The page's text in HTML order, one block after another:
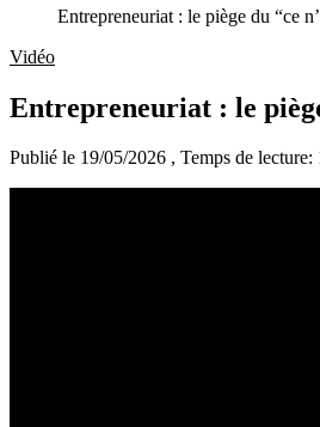
Entrepreneuriat : le piège du “ce
Vidéo
Entrepreneuriat : le
Publié le 19/05/2026 , Temps de lecture: